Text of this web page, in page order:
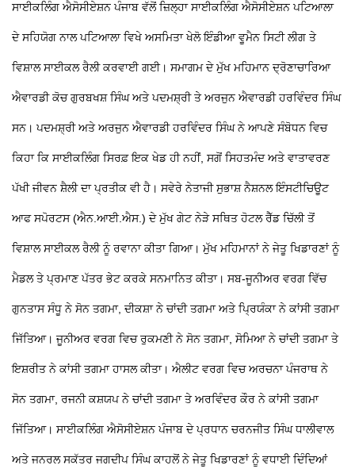
ਸਾਈਕਲਿੰਗ ਐਸੋਸੀਏਸ਼ਨ ਪੰਜਾਬ ਵੱਲੋਂ ਜ਼ਿਲ੍ਹਾ ਸਾਈਕਲਿੰਗ ਐਸੋਸੀਏਸ਼ਨ ਪਟਿਆਲਾ
ਦੇ ਸਹਿਯੋਗ ਨਾਲ ਪਟਿਆਲਾ ਵਿਖੇ ਅਸਮਿਤਾ ਖੇਲੋ ਇੰਡੀਆ ਵੂਮੈਨ ਸਿਟੀ ਲੀਗ ਤੇ
ਵਿਸ਼ਾਲ ਸਾਈਕਲ ਰੈਲੀ ਕਰਵਾਈ ਗਈ। ਸਮਾਗਮ ਦੇ ਮੁੱਖ ਮਹਿਮਾਨ ਦ੍ਰੋਣਾਚਾਰਿਆ
ਐਵਾਰਡੀ ਕੋਚ ਗੁਰਬਖਸ਼ ਸਿੰਘ ਅਤੇ ਪਦਮਸ਼੍ਰੀ ਤੇ ਅਰਜੁਨ ਐਵਾਰਡੀ ਹਰਵਿੰਦਰ ਸਿੰਘ
ਸਨ। ਪਦਮਸ਼੍ਰੀ ਅਤੇ ਅਰਜੁਨ ਐਵਾਰਡੀ ਹਰਵਿੰਦਰ ਸਿੰਘ ਨੇ ਆਪਣੇ ਸੰਬੋਧਨ ਵਿਚ
ਕਿਹਾ ਕਿ ਸਾਈਕਲਿੰਗ ਸਿਰਫ਼ ਇਕ ਖੇਡ ਹੀ ਨਹੀਂ, ਸਗੋਂ ਸਿਹਤਮੰਦ ਅਤੇ ਵਾਤਾਵਰਣ
ਪੱਖੀ ਜੀਵਨ ਸ਼ੈਲੀ ਦਾ ਪ੍ਰਤੀਕ ਵੀ ਹੈ। ਸਵੇਰੇ ਨੇਤਾਜੀ ਸੁਭਾਸ਼ ਨੈਸ਼ਨਲ ਇੰਸਟੀਚਿਊਟ
ਆਫ ਸਪੋਰਟਸ (ਐਨ.ਆਈ.ਐਸ.) ਦੇ ਮੁੱਖ ਗੇਟ ਨੇੜੇ ਸਥਿਤ ਹੋਟਲ ਰੈੱਡ ਚਿੱਲੀ ਤੋਂ
ਵਿਸ਼ਾਲ ਸਾਈਕਲ ਰੈਲੀ ਨੂੰ ਰਵਾਨਾ ਕੀਤਾ ਗਿਆ। ਮੁੱਖ ਮਹਿਮਾਨਾਂ ਨੇ ਜੇਤੂ ਖਿਡਾਰਣਾਂ ਨੂੰ
ਮੈਡਲ ਤੇ ਪ੍ਰਮਾਣ ਪੱਤਰ ਭੇਟ ਕਰਕੇ ਸਨਮਾਨਿਤ ਕੀਤਾ। ਸਬ-ਜੂਨੀਅਰ ਵਰਗ ਵਿੱਚ
ਗੁਨਤਾਸ ਸੰਧੂ ਨੇ ਸੋਨ ਤਗਮਾ, ਦੀਕਸ਼ਾ ਨੇ ਚਾਂਦੀ ਤਗਮਾ ਅਤੇ ਪ੍ਰਿਯੰਕਾ ਨੇ ਕਾਂਸੀ ਤਗਮਾ
ਜਿੱਤਿਆ। ਜੂਨੀਅਰ ਵਰਗ ਵਿਚ ਰੁਕਮਣੀ ਨੇ ਸੋਨ ਤਗਮਾ, ਸੋਮਿਆ ਨੇ ਚਾਂਦੀ ਤਗਮਾ ਤੇ
ਇਸ਼ਰੀਤ ਨੇ ਕਾਂਸੀ ਤਗਮਾ ਹਾਸਲ ਕੀਤਾ। ਐਲੀਟ ਵਰਗ ਵਿਚ ਅਰਚਨਾ ਪੰਜਰਾਥ ਨੇ
ਸੋਨ ਤਗਮਾ, ਰਜਨੀ ਕਸ਼ਯਪ ਨੇ ਚਾਂਦੀ ਤਗਮਾ ਤੇ ਅਰਵਿੰਦਰ ਕੌਰ ਨੇ ਕਾਂਸੀ ਤਗਮਾ
ਜਿੱਤਿਆ। ਸਾਈਕਲਿੰਗ ਐਸੋਸੀਏਸ਼ਨ ਪੰਜਾਬ ਦੇ ਪ੍ਰਧਾਨ ਚਰਨਜੀਤ ਸਿੰਘ ਧਾਲੀਵਾਲ
ਅਤੇ ਜਨਰਲ ਸਕੱਤਰ ਜਗਦੀਪ ਸਿੰਘ ਕਾਹਲੋਂ ਨੇ ਜੇਤੂ ਖਿਡਾਰਣਾਂ ਨੂੰ ਵਧਾਈ ਦਿੰਦਿਆਂ